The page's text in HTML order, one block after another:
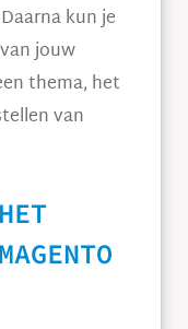
kun je
jouw
thema, het
van